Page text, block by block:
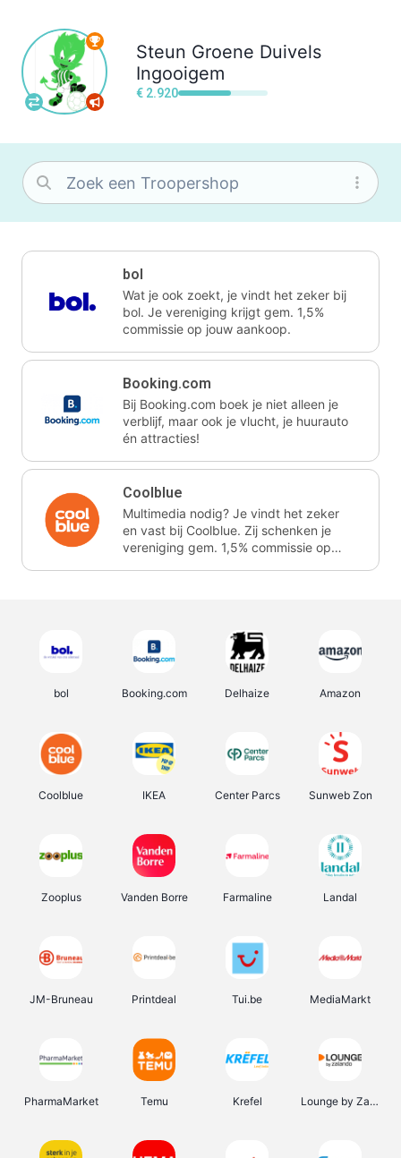
Steun Groene Duivels
Ingooigem
€ 2.920
bol
Wat je ook zoekt, je vindt het zeker bij
bol. Je vereniging krijgt gem. 1,5%
commissie op jouw aankoop.
Booking.com
Bij Booking.com boek je niet alleen je
verblijf, maar ook je vlucht, je huurauto
én attracties!
Coolblue
Multimedia nodig? Je vindt het zeker
en vast bij Coolblue. Zij schenken je
vereniging gem. 1,5% commissie op
bol Booking.com Delhaize Amazon
Coolblue IKEA Center Parcs Sunweb Zon
Zooplus Vanden Borre Farmaline Landal
JM-Bruneau Printdeal Tui.be MediaMarkt
PharmaMarket Temu Krefel Lounge by Zalando